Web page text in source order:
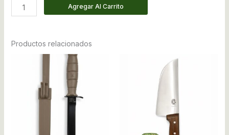
Agregar Al Carrito
Productos relacionados